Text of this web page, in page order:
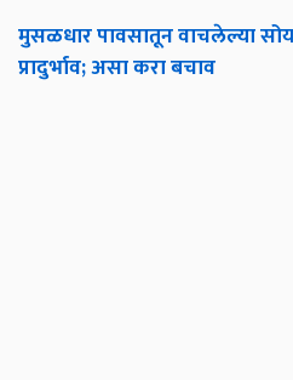
मुसळधार पावसातून वाचलेल्या
प्रादुर्भाव; असा करा बचाव